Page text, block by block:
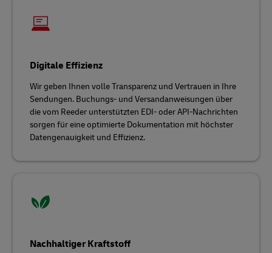
Digitale Effizienz
Wir geben Ihnen volle Transparenz und Vertrauen in Ihre
Sendungen. Buchungs- und Versandanweisungen über
die vom Reeder unterstützten EDI- oder API-Nachrichten
sorgen für eine optimierte Dokumentation mit höchster
Datengenauigkeit und Effizienz.
Nachhaltiger Kraftstoff